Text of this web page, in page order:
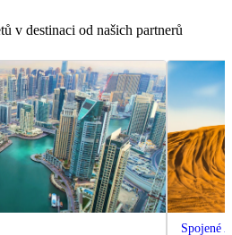
v destinaci od našich partnerů
Spojené